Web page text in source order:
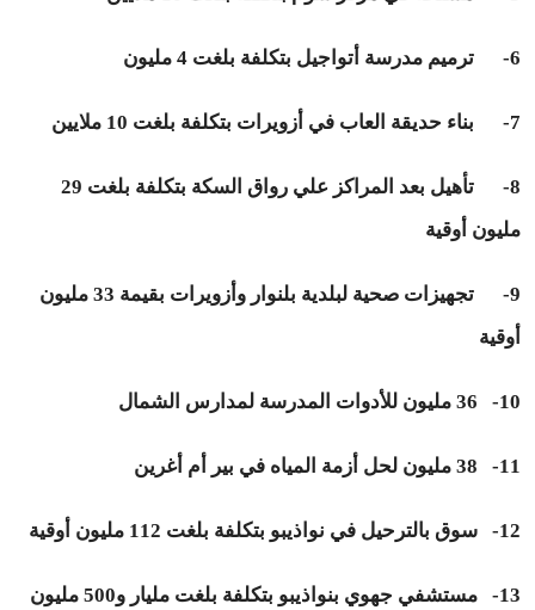
6- ترميم مدرسة أتواجيل بتكلفة بلغت 4 مليون
7- بناء حديقة العاب في أزويرات بتكلفة بلغت 10 ملايين
8- تأهيل بعد المراكز علي رواق السكة بتكلفة بلغت 29
مليون أوقية
9- تجهيزات صحية لبلدية بلنوار وأزويرات بقيمة 33 مليون
أوقية
10- 36 مليون للأدوات المدرسة لمدارس الشمال
11- 38 مليون لحل أزمة المياه في بير أم أغرين
12- سوق بالترحيل في نواذيبو بتكلفة بلغت 112 مليون أوقية
13- مستشفي جهوي بنواذيبو بتكلفة بلغت مليار و500 مليون